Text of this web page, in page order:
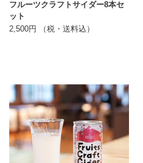
フルーツクラフトサイダー8本セ
ット
2,500円 （税・送料込）